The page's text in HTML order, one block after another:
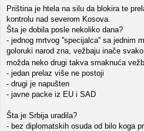
Priština je htela na silu da blokira te
kontrolu nad severom Kosova.
Šta je dobila posle nekoliko dana?
- jednog mrtvog ''specijalca'' sa jednim
goloruki narod zna, vežbaju inače
možda neko drugi takva smaknuća
- jedan prelaz više ne postoji
- drugi je napušten
- javne packe iz EU i SAD
Šta je Srbija uradila?
- bez diplomatskih osuda od bilo koga